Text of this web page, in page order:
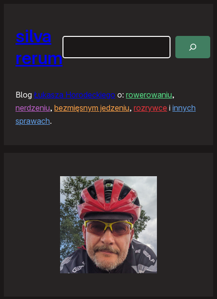
silva
rerum
Blog Łukasza Horodeckiego o: rowerowaniu,
nerdzeniu, bezmięsnym jedzeniu, rozrywce i innych
sprawach.